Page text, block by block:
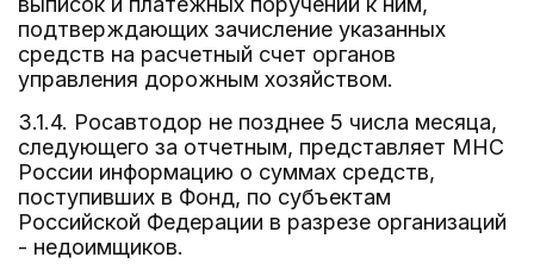
подтверждающих зачисление указанных
средств на расчетный счет органов
управления дорожным хозяйством.
3.1.4. Росавтодор не позднее 5 числа месяца,
следующего за отчетным, представляет МНС
России информацию о суммах средств,
поступивших в Фонд, по субъектам
Российской Федерации в разрезе организаций
- недоимщиков.